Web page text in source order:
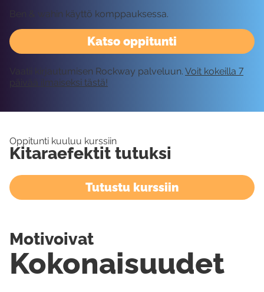
Katso oppitunti
Ben & wahin käyttö komppauksessa.
Vaatii kirjautumisen Rockway palveluun. Voit kokeilla 7
päivää ilmaiseksi tästä!
Oppitunti kuuluu kurssiin
Kitaraefektit tutuksi
Tutustu kurssiin
Kokonaisuudet
Motivoivat